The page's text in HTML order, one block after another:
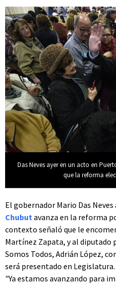
Das Neves ayer en un acto en
que la reforma
El gobernador Mario Das
Chubut avanza en la reforma
contexto señaló que le
Martínez Zapata, y al diputado
Somos Todos, Adrián López,
será presentado en Legislatura.
"Ya estamos avanzando para